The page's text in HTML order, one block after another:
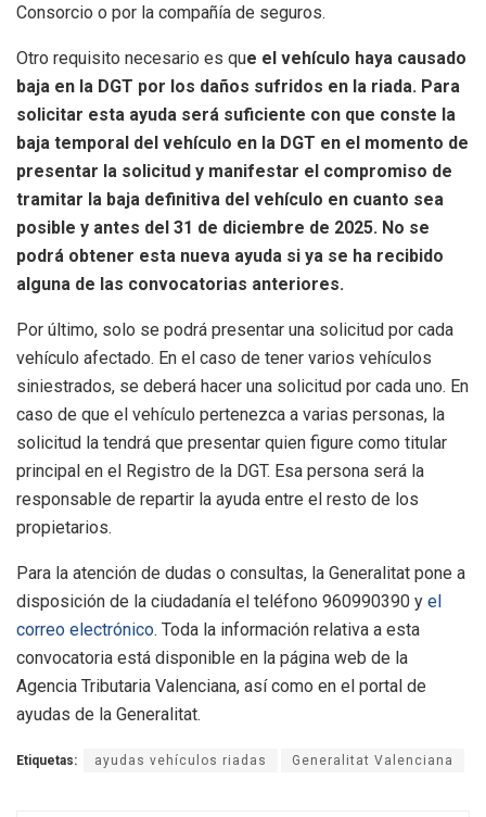
Consorcio o por la compañía de seguros.
Otro requisito necesario es que el vehículo haya causado
baja en la DGT por los daños sufridos en la riada. Para
solicitar esta ayuda será suficiente con que conste la
baja temporal del vehículo en la DGT en el momento de
presentar la solicitud y manifestar el compromiso de
tramitar la baja definitiva del vehículo en cuanto sea
posible y antes del 31 de diciembre de 2025. No se
podrá obtener esta nueva ayuda si ya se ha recibido
alguna de las convocatorias anteriores.
Por último, solo se podrá presentar una solicitud por cada
vehículo afectado. En el caso de tener varios vehículos
siniestrados, se deberá hacer una solicitud por cada uno. En
caso de que el vehículo pertenezca a varias personas, la
solicitud la tendrá que presentar quien figure como titular
principal en el Registro de la DGT. Esa persona será la
responsable de repartir la ayuda entre el resto de los
propietarios.
Para la atención de dudas o consultas, la Generalitat pone a
disposición de la ciudadanía el teléfono 960990390 y el
correo electrónico. Toda la información relativa a esta
convocatoria está disponible en la página web de la
Agencia Tributaria Valenciana, así como en el portal de
ayudas de la Generalitat.
Etiquetas: ayudas vehículos riadas Generalitat Valenciana